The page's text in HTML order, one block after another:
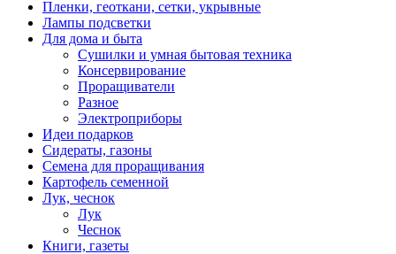
Пленки, геоткани, сетки, укрывные
Лампы подсветки
Для дома и быта
Сушилки и умная бытовая техника
Консервирование
Проращиватели
Разное
Электроприборы
Идеи подарков
Сидераты, газоны
Семена для проращивания
Картофель семенной
Лук, чеснок
Лук
Чеснок
Книги, газеты